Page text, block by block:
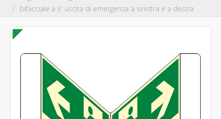
bifacciale a V: uscita di emergenza a sinistra e a destra